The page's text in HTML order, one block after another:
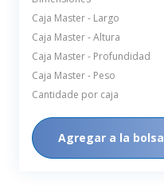
Caja Master - Largo
Caja Master - Altura
Caja Master - Profundidad
Caja Master - Peso
Cantidade por caja
Agregar a la bolsa